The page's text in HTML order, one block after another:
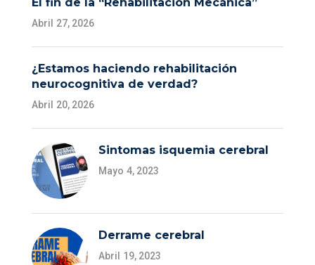
Abril 27, 2026
¿Estamos haciendo rehabilitación
neurocognitiva de verdad?
Abril 20, 2026
Sintomas isquemia cerebral
Mayo 4, 2023
Derrame cerebral
Abril 19, 2023